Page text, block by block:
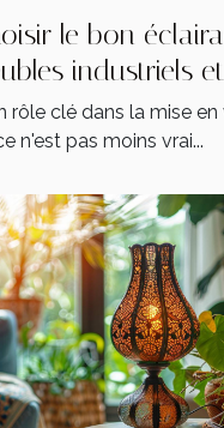
le bon
industriels
rôle clé dans la mise
n'est pas moins vrai...